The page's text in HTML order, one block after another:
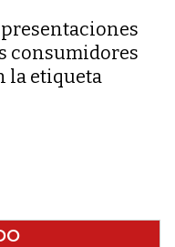
consumidores
la etiqueta